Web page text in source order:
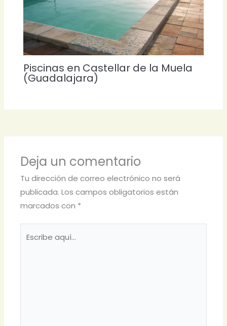
Piscinas en Castellar de la Muela
(Guadalajara)
Deja un comentario
Tu dirección de correo electrónico no será
publicada. Los campos obligatorios están
marcados con *